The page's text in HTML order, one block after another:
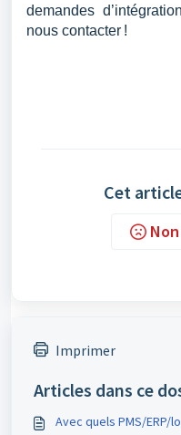
demandes
nous contacter !
Cet
Non
Imprimer
Articles dans ce
Avec quels PMS/ERP/